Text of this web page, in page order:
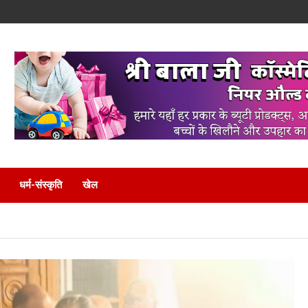
धर्म-संस्कृति खेल